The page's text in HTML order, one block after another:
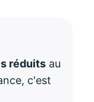
réduits au
c'est